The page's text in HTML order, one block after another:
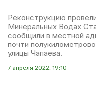
Реконструкцию
Минеральных Водах
сообщили в местной
почти
улицы Чапаева.
7 апреля 2022, 19:10